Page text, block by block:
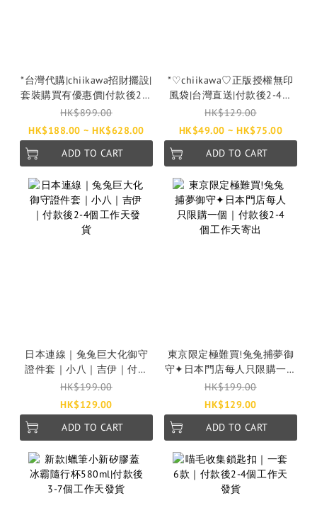
*台灣代購|chiikawa招財擺設|
套裝購買有優惠價|付款後2-4
個工作天發貨|台灣直接寄出*
HK$899.00
HK$188.00 ~ HK$628.00
ADD TO CART
*♡chiikawa♡正版授權無印
風袋|台灣直送|付款後2-4工
作天發貨
HK$129.00
HK$49.00 ~ HK$75.00
ADD TO CART
日本連線｜兔兔巨大化御守
證件套｜小八｜吉伊｜付款
後2-4個工作天發貨
HK$199.00
HK$129.00
ADD TO CART
東京限定極難買!兔兔捕夢御
守✦日本門店每人只限購一個
｜付款後2-4個工作天寄出
HK$199.00
HK$129.00
ADD TO CART